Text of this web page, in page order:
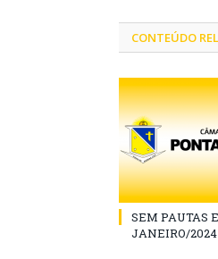
CONTEÚDO
SEM PAUTAS
JANEIRO/2024